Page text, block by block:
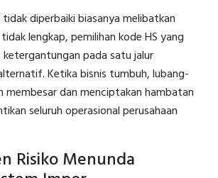
diperbaiki biasanya melibatkan
lengkap, pemilihan kode HS yang
ketergantungan pada satu jalur
Ketika bisnis tumbuh, lubang-
membesar dan menciptakan hambatan
seluruh operasional perusahaan
Risiko Menunda